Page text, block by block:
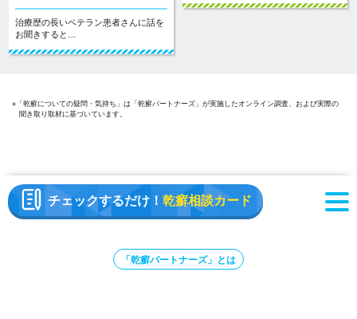
治療歴の長いベテラン患者さんに話を
お聞きすると…
※「乾癬についての疑問・気持ち」は「乾癬パートナーズ」が実施したオンライン調査、および実際の
聞き取り取材に基づいています。
チェックするだけ！ 乾癬相談カード
「乾癬パートナーズ」とは